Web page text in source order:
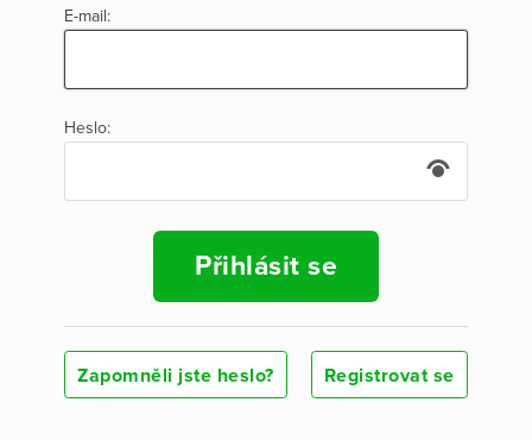
E-mail:
Heslo:
Přihlásit se
Zapomněli jste heslo? Registrovat se